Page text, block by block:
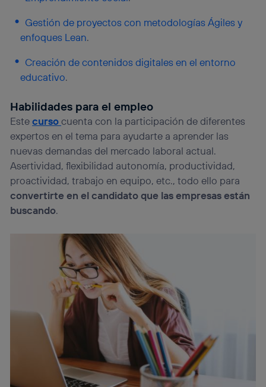
Gestión de proyectos con metodologías Ágiles y
enfoques Lean.
Creación de contenidos digitales en el entorno
educativo.
Habilidades para el empleo
Estecursocuenta con la participación de diferentes
expertos en el tema para ayudarte a aprender las
nuevas demandas del mercado laboral actual.
Asertividad, flexibilidad autonomía, productividad,
proactividad, trabajo en equipo, etc., todo ello para
convertirte en el candidato que las empresas están
buscando.